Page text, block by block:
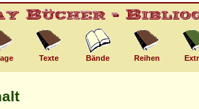
Texte Bände Reihen